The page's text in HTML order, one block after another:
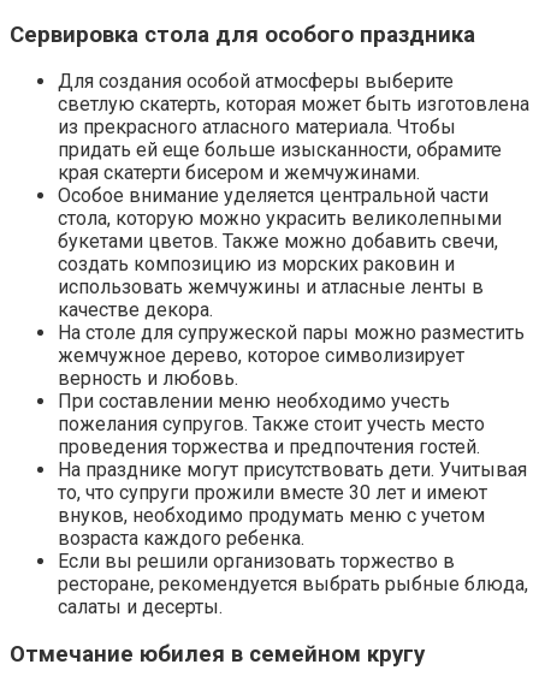
Сервировка стола для особого праздника
Для создания особой атмосферы выберите
светлую скатерть, которая может быть изготовлена
из прекрасного атласного материала. Чтобы
придать ей еще больше изысканности, обрамите
края скатерти бисером и жемчужинами.
Особое внимание уделяется центральной части
стола, которую можно украсить великолепными
букетами цветов. Также можно добавить свечи,
создать композицию из морских раковин и
использовать жемчужины и атласные ленты в
качестве декора.
На столе для супружеской пары можно разместить
жемчужное дерево, которое символизирует
верность и любовь.
При составлении меню необходимо учесть
пожелания супругов. Также стоит учесть место
проведения торжества и предпочтения гостей.
На празднике могут присутствовать дети. Учитывая
то, что супруги прожили вместе 30 лет и имеют
внуков, необходимо продумать меню с учетом
возраста каждого ребенка.
Если вы решили организовать торжество в
ресторане, рекомендуется выбрать рыбные блюда,
салаты и десерты.
Отмечание юбилея в семейном кругу